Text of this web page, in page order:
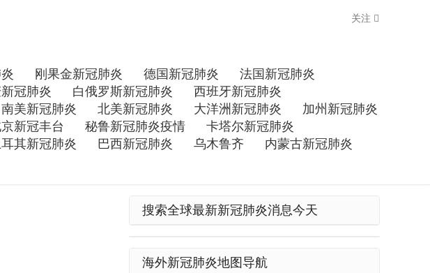
刚果金新冠肺炎 德国新冠肺炎
法国新冠肺炎
冠肺炎 白俄罗斯新冠肺炎
西班牙新冠肺炎
南美新冠肺炎 北美新冠肺炎 大洋洲新冠肺炎
加州新冠肺炎
新冠丰台 秘鲁新冠肺炎疫情
卡塔尔新冠肺炎
其新冠肺炎 巴西新冠肺炎 乌木鲁齐
内蒙古新冠肺炎
关注
搜索全球最新新冠肺炎消息今天
海外新冠肺炎地图导航